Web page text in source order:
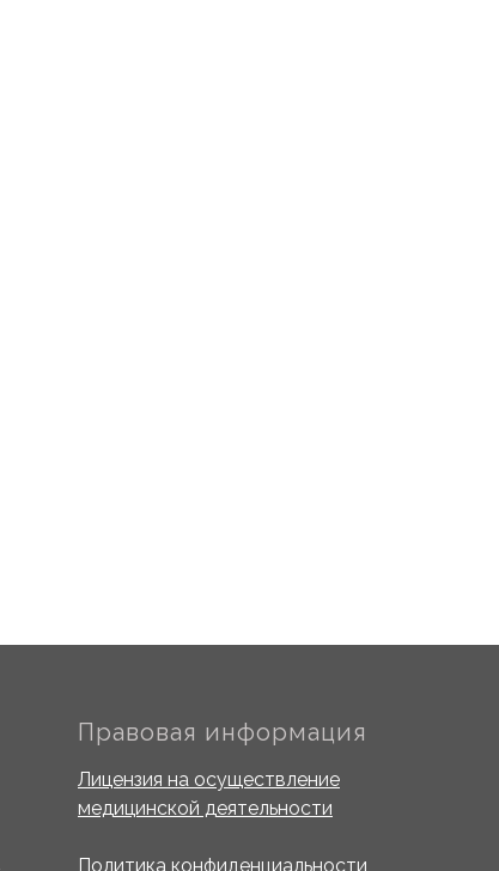
Правовая информация
Лицензия на осуществление
медицинской деятельности
Политика конфиденциальности